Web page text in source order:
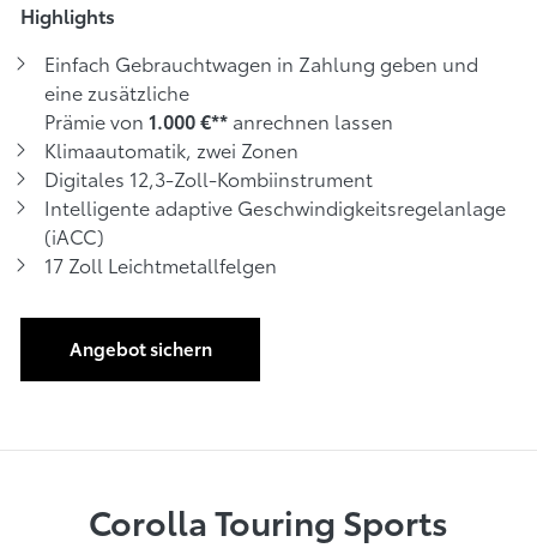
Highlights
Einfach Gebrauchtwagen in Zahlung geben und
eine zusätzliche
Prämie von 1.000 €** anrechnen lassen
Klimaautomatik, zwei Zonen
Digitales 12,3-Zoll-Kombiinstrument
Intelligente adaptive Geschwindigkeitsregelanlage
(iACC)
17 Zoll Leichtmetallfelgen
Angebot sichern
Corolla Touring Sports